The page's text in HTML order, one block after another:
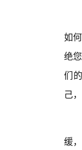
如
绝
们
己
缓